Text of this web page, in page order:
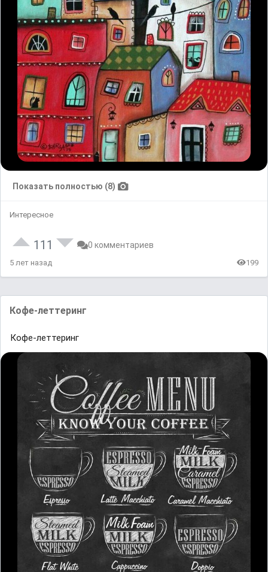
Показать полностью (8)
Интересное
111 0 комментариев
5 лет назад 199
Кофе-леттеринг
Кофе-леттеринг